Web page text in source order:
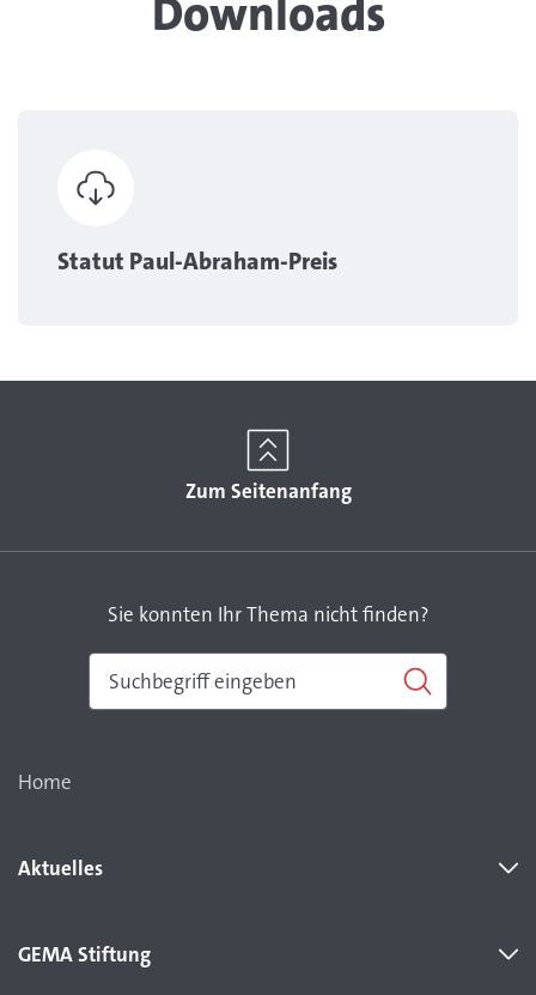
Downloads
Statut Paul-Abraham-Preis
Zum Seitenanfang
Sie konnten Ihr Thema nicht finden?
Home
Aktuelles
GEMA Stiftung